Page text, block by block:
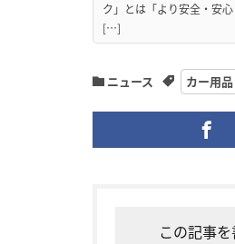
ク」とは「より安全・安
[…]
ニュース カー用品
この記事